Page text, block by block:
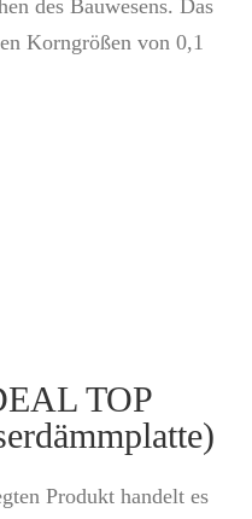
des Bauwesens. Das
Korngrößen von 0,1
TOP
Produkt handelt es